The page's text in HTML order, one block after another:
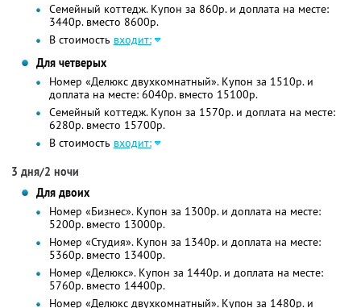
Семейный коттедж. Купон за 860р. и доплата на месте:
3440р. вместо 8600р.
В стоимость входит:
Для четверых
Номер «Делюкс двухкомнатный». Купон за 1510р. и
доплата на месте: 6040р. вместо 15100р.
Семейный коттедж. Купон за 1570р. и доплата на месте:
6280р. вместо 15700р.
В стоимость входит:
3 дня/2 ночи
Для двоих
Номер «Бизнес». Купон за 1300р. и доплата на месте:
5200р. вместо 13000р.
Номер «Студия». Купон за 1340р. и доплата на месте:
5360р. вместо 13400р.
Номер «Делюкс». Купон за 1440р. и доплата на месте:
5760р. вместо 14400р.
Номер «Делюкс двухкомнатный». Купон за 1480р. и